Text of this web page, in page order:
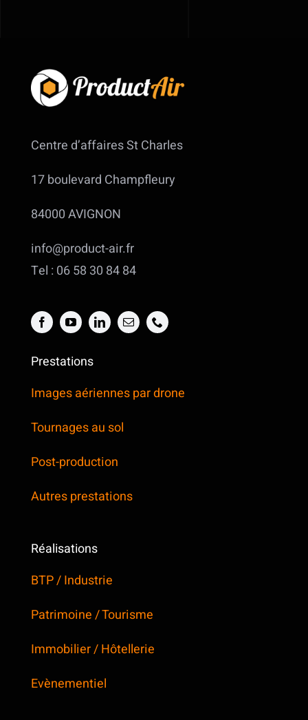
Centre d’affaires St Charles
17 boulevard Champfleury
84000 AVIGNON
info@product-air.fr
Tel : 06 58 30 84 84
Prestations
Images aériennes par drone
Tournages au sol
Post-production
Autres prestations
Réalisations
BTP / Industrie
Patrimoine / Tourisme
Immobilier / Hôtellerie
Evènementiel